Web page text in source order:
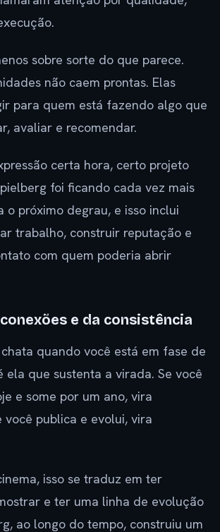
sobre sorte do que parece.
não caem prontas. Elas
para quem está fazendo algo que
avaliar e recomendar.
certa hora, certo projeto
foi ficando cada vez mais
o próximo degrau, e isso inclui
trabalho, construir reputação e
com quem poderia abrir
e da consistência
quando você está em fase de
ela que sustenta a virada. Se você
e some por um ano, vira
você publica e evolui, vira
isso se traduz em ter
e ter uma linha de evolução
ao longo do tempo, construiu um